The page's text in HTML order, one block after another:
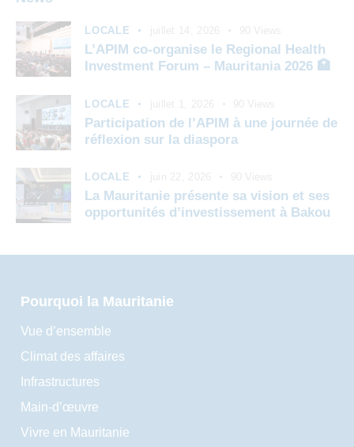
LOCALE
L’APIM co-organise le Regional Health
Investment Forum – Mauritania 2026 🏥
LOCALE
Participation de l’APIM à une journée de
réflexion sur la diaspora
LOCALE
La Mauritanie présente sa vision et ses
opportunités d’investissement à Bakou
Pourquoi la Mauritanie
Vue d’ensemble
Climat des affaires
Infrastructures
Main-d’œuvre
Vivre en Mauritanie